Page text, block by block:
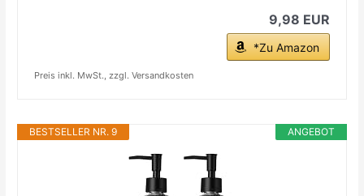
9,98 EUR
*Zu Amazon
Preis inkl. MwSt., zzgl. Versandkosten
ANGEBOT
BESTSELLER NR. 9